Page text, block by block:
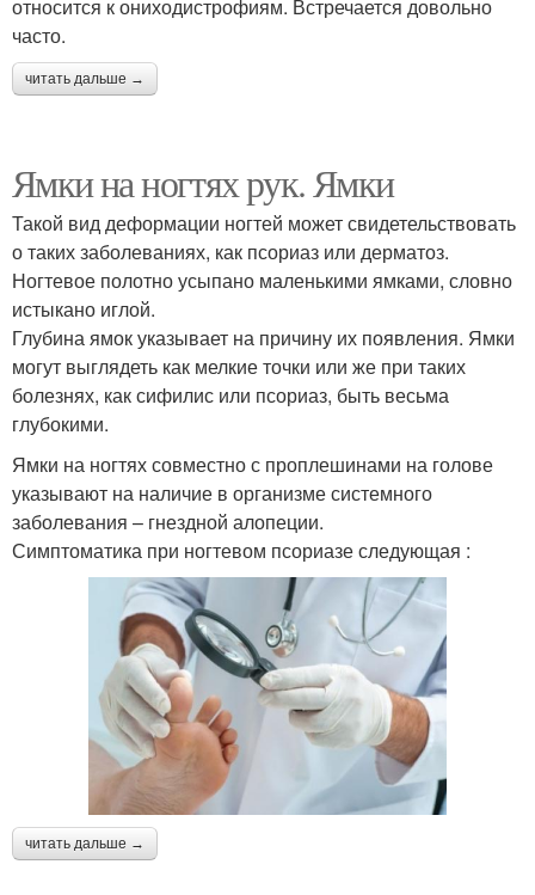
относится к ониходистрофиям. Встречается довольно
часто.
читать дальше →
Ямки на ногтях рук. Ямки
Такой вид деформации ногтей может свидетельствовать
о таких заболеваниях, как псориаз или дерматоз.
Ногтевое полотно усыпано маленькими ямками, словно
истыкано иглой.
Глубина ямок указывает на причину их появления. Ямки
могут выглядеть как мелкие точки или же при таких
болезнях, как сифилис или псориаз, быть весьма
глубокими.
Ямки на ногтях совместно с проплешинами на голове
указывают на наличие в организме системного
заболевания – гнездной алопеции.
Симптоматика при ногтевом псориазе следующая :
читать дальше →